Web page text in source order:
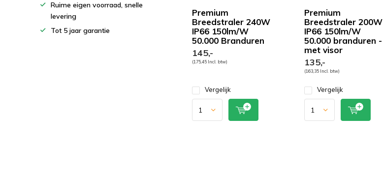
Premium
Breedstraler 240W
IP66 150lm/W
50.000 Branduren
145,-
(175,45 Incl. btw)
Vergelijk
Premium
Breedstraler 200W
IP66 150lm/W
50.000 branduren -
met visor
135,-
(163,35 Incl. btw)
Vergelijk
Ruime eigen voorraad, snelle
levering
Tot 5 jaar garantie